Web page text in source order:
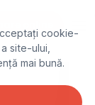
online
cookie-
site-ului,
mai bună.